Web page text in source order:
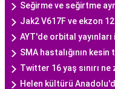
Seğirme ve seğirtme
Jak2 V617F ve ekzon
AYT'de orbital yayınları
SMA hastalığının kesin
Twitter 16 yaş sınırı
Helen kültürü